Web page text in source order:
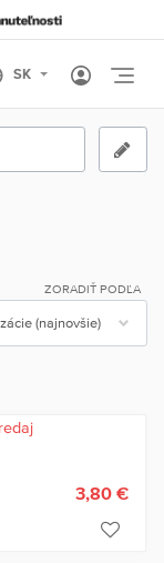
ZORADIŤ PODĽA
3,80 €